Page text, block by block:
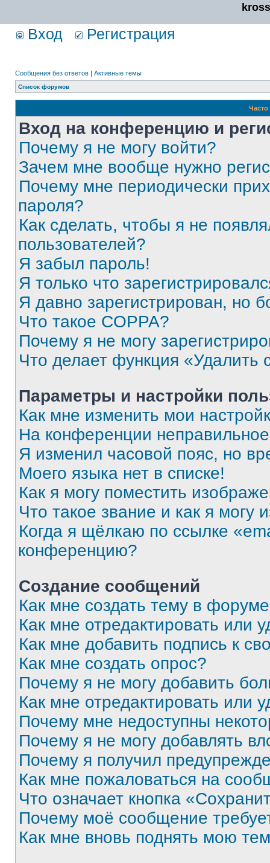
Вход Регистрация
Сообщения без ответов | Активные темы
Список форумов
Вход на конференцию и
Почему я не могу войти?
Зачем мне вообще нужно
Почему мне периодически
пароля?
Как сделать, чтобы я не
пользователей?
Я забыл пароль!
Я только что
Я давно зарегистрирован, но
Что такое COPPA?
Почему я не могу
Что делает функция «Удалить
Параметры и настройки
Как мне изменить мои
На конференции
Я изменил часовой пояс, но
Моего языка нет в списке!
Как я могу поместить
Что такое звание и как я могу
Когда я щёлкаю по ссылке
конференцию?
Создание сообщений
Как мне создать тему в
Как мне отредактировать или
Как мне добавить подпись к
Как мне создать опрос?
Почему я не могу добавить
Как мне отредактировать или
Почему мне недоступны
Почему я не могу добавлять
Почему я получил
Как мне пожаловаться на
Что означает кнопка
Почему моё сообщение
Как мне вновь поднять мою